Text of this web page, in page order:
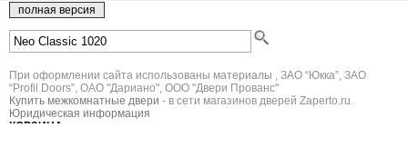
При оформлении сайта использованы материалы , ЗАО “Юкка”, ЗАО
“Profil Doors”, ОАО "Дариано", ООО "Двери Прованс"
Купить межкомнатные двери - в сети магазинов дверей Zaperto.ru.
Юридическая информация
КОРЗИНА